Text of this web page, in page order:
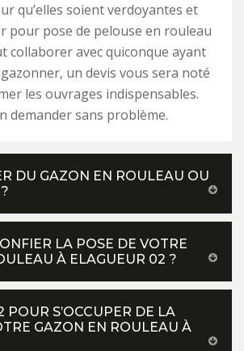
qu’elles soient verdoyantes et
pour pose de pelouse en rouleau
collaborer avec quiconque ayant
un devis vous sera noté
les ouvrages indispensables.
demander sans problème.
DU GAZON EN ROULEAU OU
LA POSE DE VOTRE
À ELAGUEUR 02 ?
POUR S’OCCUPER DE LA
GAZON EN ROULEAU À